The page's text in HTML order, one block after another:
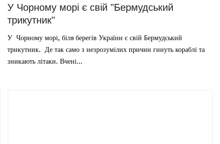
У Чорному морі є свій "Бермудський
трикутник"
У Чорному морі, біля берегів України є свій Бермудський
трикутник. Де так само з незрозумілих причин гинуть кораблі та
зникають літаки. Вчені...